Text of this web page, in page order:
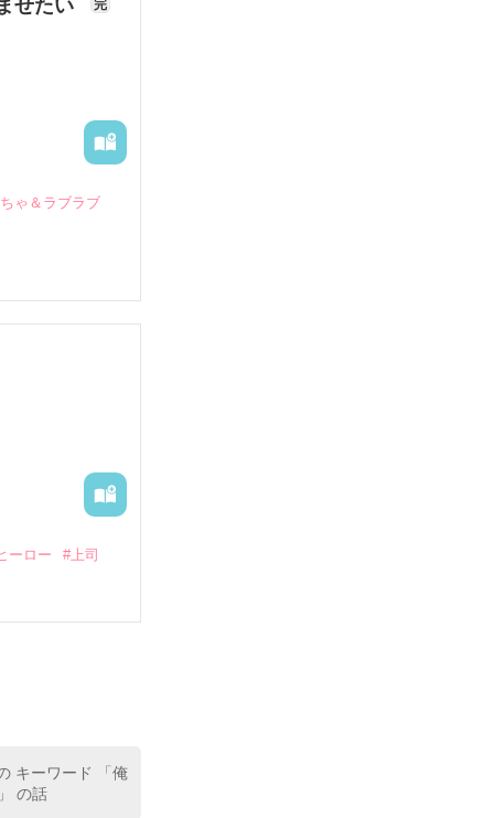
せたい 完
ゃ＆ラブラブ
閥御曹司に
影恭司その
れた上、二
ーロー #上司
居まで提案
キーワード 「俺
の話